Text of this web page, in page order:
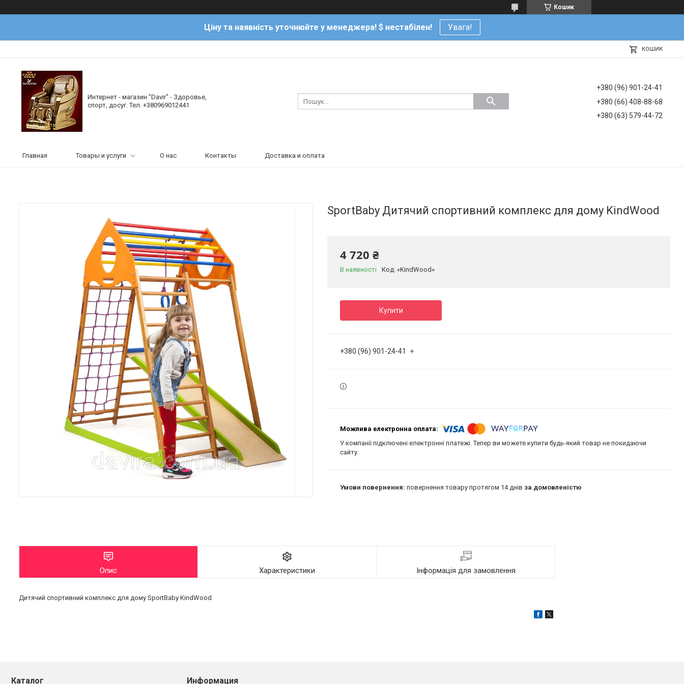
Кошик
Ціну та наявність уточнюйте у менеджера! $ нестабілен! Увага!
КОШИК
Интернет - магазин "Davir" - Здоровье,
спорт, досуг. Тел. +380969012441
+380 (96) 901-24-41
+380 (66) 408-88-68
+380 (63) 579-44-72
Главная Товары и услуги О нас Контакты Доставка и оплата
SportBaby Дитячий спортивний комплекс для дому KindWood
4 720 ₴
В наявності Код: «KindWood»
Купити
+380 (96) 901-24-41
У компанії підключені електронні платежі. Тепер ви можете купити будь-який товар не покидаючи
сайту.
повернення товару протягом 14 днів за домовленістю
Опис Характеристики Інформація для замовлення
Дитячий спортивний комплекс для дому SportBaby KindWood
Каталог Информация